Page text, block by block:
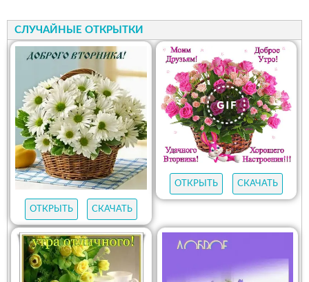
СЛУЧАЙНЫЕ ОТКРЫТКИ
ОТКРЫТЬ СКАЧАТЬ
ОТКРЫТЬ СКАЧАТЬ